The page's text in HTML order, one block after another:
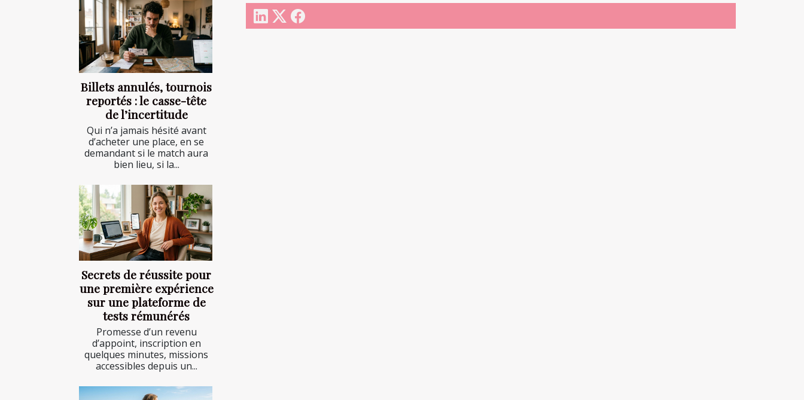
Billets annulés, tournois
reportés : le casse-tête
de l’incertitude
Qui n’a jamais hésité avant
d’acheter une place, en se
demandant si le match aura
bien lieu, si la...
Secrets de réussite pour
une première expérience
sur une plateforme de
tests rémunérés
Promesse d’un revenu
d’appoint, inscription en
quelques minutes, missions
accessibles depuis un...